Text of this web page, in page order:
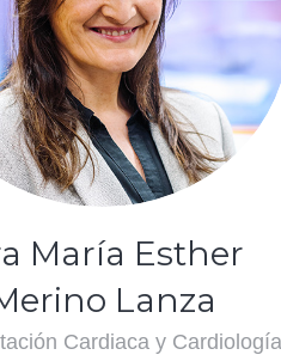
María Esther
Lanza
Cardiaca y